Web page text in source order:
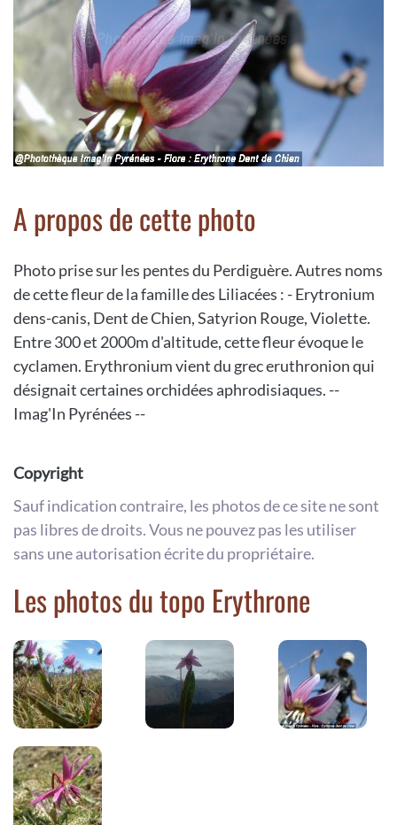
A propos de cette photo
Photo prise sur les pentes du Perdiguère. Autres noms
de cette fleur de la famille des Liliacées : - Erytronium
dens-canis, Dent de Chien, Satyrion Rouge, Violette.
Entre 300 et 2000m d'altitude, cette fleur évoque le
cyclamen. Erythronium vient du grec eruthronion qui
désignait certaines orchidées aphrodisiaques. --
Imag'In Pyrénées --
Copyright
Sauf indication contraire, les photos de ce site ne sont
pas libres de droits. Vous ne pouvez pas les utiliser
sans une autorisation écrite du propriétaire.
Les photos du topo Erythrone